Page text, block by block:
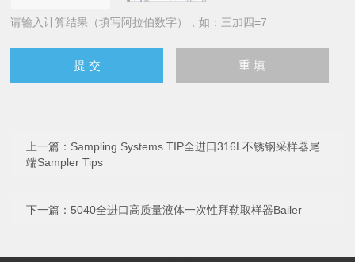
请输入计算结果（填写阿拉伯数字），如：三加四=7
上一篇： Sampling Systems TIP全进口316L不锈钢采样器尾
端Sampler Tips
下一篇： 5040全进口高质量液体一次性拜勒取样器Bailer